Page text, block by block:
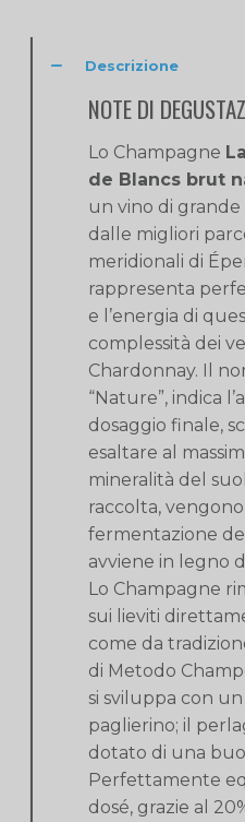
Descrizione
NOTE DI
Lo Champagne
de Blancs brut
un vino di
dalle migliori
meridionali di
rappresenta
e l’energia di
complessità dei
Chardonnay. Il
“Nature”, indica
dosaggio finale,
esaltare al
mineralità del
raccolta,
fermentazione
avviene in legno
Lo Champagne
sui lieviti
come da
di Metodo
si sviluppa con
paglierino; il
dotato di una
Perfettamente
dosé, grazie al